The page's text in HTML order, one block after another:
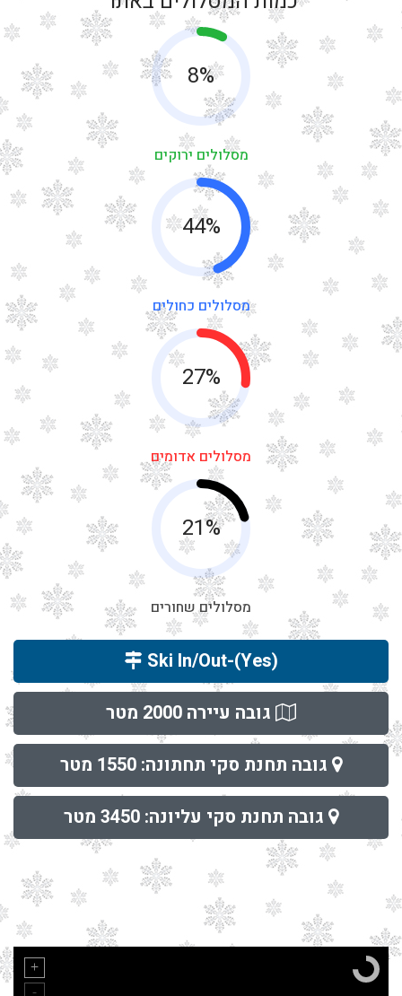
8%
מסלולים ירוקים
44%
מסלולים כחולים
27%
מסלולים אדומים
21%
מסלולים שחורים
(Ski In/Out-(Yes
גובה עיירה 2000 מטר
גובה תחנת סקי תחתונה: 1550 מטר
גובה תחנת סקי עליונה: 3450 מטר